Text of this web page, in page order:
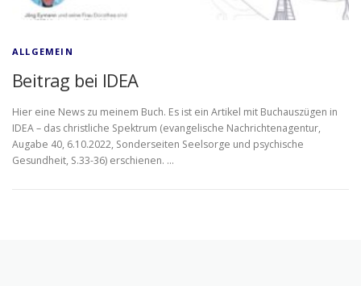
ALLGEMEIN
Beitrag bei IDEA
Hier eine News zu meinem Buch. Es ist ein Artikel mit Buchauszügen in
IDEA – das christliche Spektrum (evangelische Nachrichtenagentur,
Augabe 40, 6.10.2022, Sonderseiten Seelsorge und psychische
Gesundheit, S.33-36) erschienen. …